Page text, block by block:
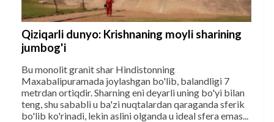
Qiziqarli dunyo: Krishnaning moyli sharining
jumbog'i
Bu monolit granit shar Hindistonning
Maxabalipuramada joylashgan bo'lib, balandligi 7
metrdan ortiqdir. Sharning eni deyarli uning bo'yi bilan
teng, shu sababli u ba'zi nuqtalardan qaraganda sferik
bo'lib ko'rinadi, lekin aslini olganda u ideal sfera emas...